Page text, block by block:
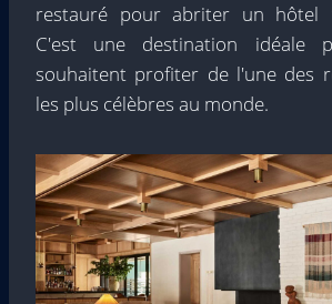
restauré pour abriter un hôtel
C'est une destination idéale
souhaitent profiter de l'une des
les plus célèbres au monde.